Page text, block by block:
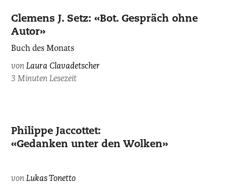
Clemens J. Setz: «Bot. Gespräch ohne
Autor»
Buch des Monats
vonLaura Clavadetscher
3 Minuten Lesezeit
Philippe Jaccottet:
«Gedanken unter den Wolken»
vonLukas Tonetto